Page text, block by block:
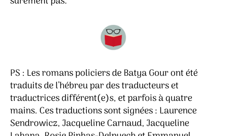
PS : Les romans policiers de Batya Gour ont été
traduits de l’hébreu par des traducteurs et
traductrices différent(e)s, et parfois à quatre
mains. Ces traductions sont signées : Laurence
Sendrowicz, Jacqueline Carnaud, Jacqueline